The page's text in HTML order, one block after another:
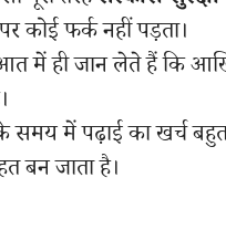
कोई फर्क नहीं पड़ता।
में ही जान लेते हैं कि
में पढ़ाई का खर्च बहुत
बन जाता है।